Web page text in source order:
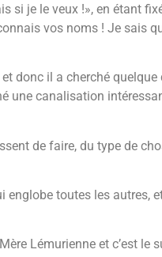
si je le veux !», en étant
vos noms ! Je sais
donc il a cherché quelque
une canalisation
de faire, du type de
toutes les autres,
Lémurienne et c’est